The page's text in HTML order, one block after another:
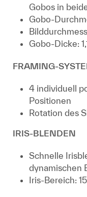
Gobos in
Gobo-
Gobo-Dicke:
FRAMING-
4 individuell
Positionen
Rotation des
IRIS-BLENDEN
Schnelle
dynamischen
Iris-Bereich: